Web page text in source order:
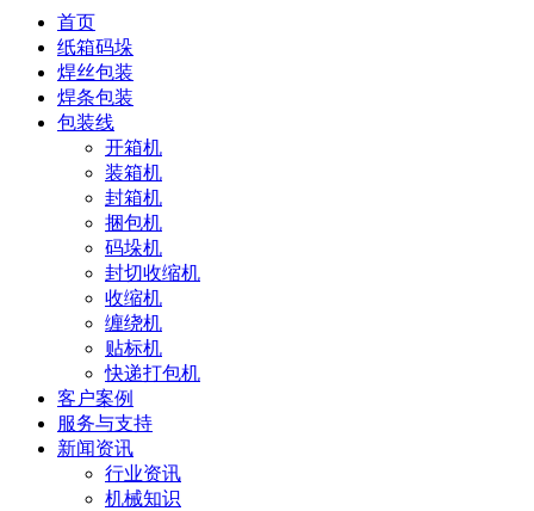
首页
纸箱码垛
焊丝包装
焊条包装
包装线
开箱机
装箱机
封箱机
捆包机
码垛机
封切收缩机
收缩机
缠绕机
贴标机
快递打包机
客户案例
服务与支持
新闻资讯
行业资讯
机械知识